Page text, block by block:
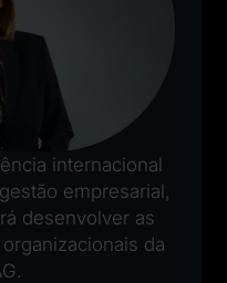
internacional
empresarial,
desenvolver as
da